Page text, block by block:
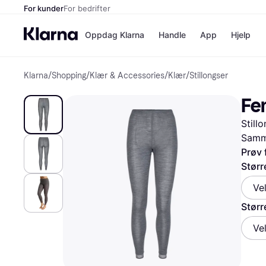
For kunderFor bedrifter
Oppdag Klarna
Betal nå
Betal i 3
Betal innen
Finansiering
Handle
Butikker
App Hjelp
Klarna/Shopping/Klær & Accessories/Klær/Stillongser
Prøv